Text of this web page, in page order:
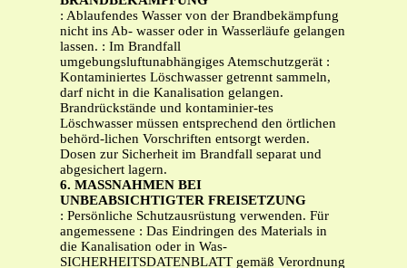
: Ablaufendes Wasser von der Brandbekämpfung
nicht ins Ab- wasser oder in Wasserläufe gelangen
lassen. : Im Brandfall
umgebungsluftunabhängiges Atemschutzgerät :
Kontaminiertes Löschwasser getrennt sammeln,
darf nicht in die Kanalisation gelangen.
Brandrückstände und kontaminier-tes
Löschwasser müssen entsprechend den örtlichen
behörd-lichen Vorschriften entsorgt werden.
Dosen zur Sicherheit im Brandfall separat und
abgesichert lagern.
6. MASSNAHMEN BEI
UNBEABSICHTIGTER FREISETZUNG
: Persönliche Schutzausrüstung verwenden. Für
angemessene : Das Eindringen des Materials in
die Kanalisation oder in Was-
SICHERHEITSDATENBLATT gemäß Verordnung